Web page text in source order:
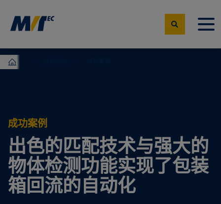
MVTec Software – 机器视觉专家
成功案例
出色的匹配技术与强大的
物体检测功能实现了包装
箱回流的自动化